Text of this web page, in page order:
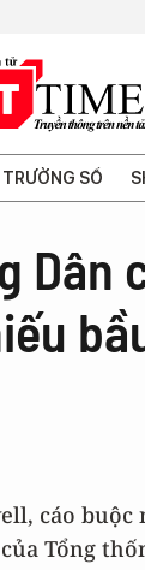
SỐ
Dân
cáo buộc
Tổng